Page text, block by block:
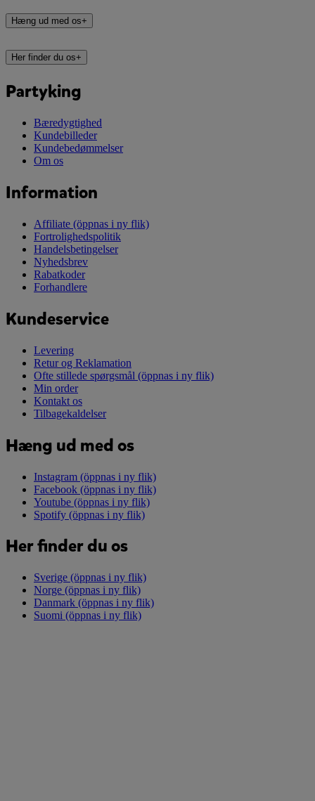
Hæng ud med os+
Her finder du os+
Partyking
Bæredygtighed
Kundebilleder
Kundebedømmelser
Om os
Information
Affiliate (öppnas i ny flik)
Fortrolighedspolitik
Handelsbetingelser
Nyhedsbrev
Rabatkoder
Forhandlere
Kundeservice
Levering
Retur og Reklamation
Ofte stillede spørgsmål (öppnas i ny flik)
Min order
Kontakt os
Tilbagekaldelser
Hæng ud med os
Instagram (öppnas i ny flik)
Facebook (öppnas i ny flik)
Youtube (öppnas i ny flik)
Spotify (öppnas i ny flik)
Her finder du os
Sverige (öppnas i ny flik)
Norge (öppnas i ny flik)
Danmark (öppnas i ny flik)
Suomi (öppnas i ny flik)